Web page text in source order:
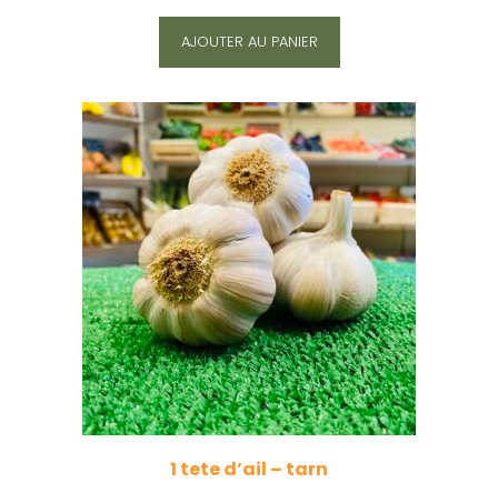
AJOUTER AU PANIER
1 tete d’ail – tarn